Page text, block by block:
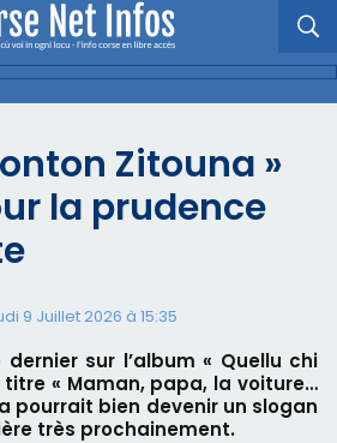
Zitouna »
la prudence
9 Juillet 2026 à 15:35
sur l’album « Quellu chi
« Maman, papa, la voiture…
pourrait bien devenir un slogan
très prochainement.